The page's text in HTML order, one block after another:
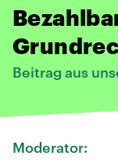
Beitrag aus
Moderator: